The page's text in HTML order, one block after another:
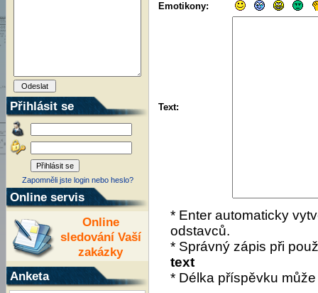
Přihlásit se
Zapomněli jste login nebo heslo?
Online servis
Online
sledování Vaší
zakázky
Anketa
Emotikony:
Text:
* Enter automaticky
odstavců.
* Správný zápis při
text
* Délka příspěvku